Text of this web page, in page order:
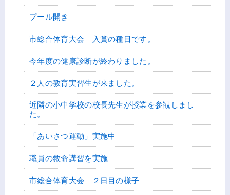
プール開き
市総合体育大会 入賞の種目です。
今年度の健康診断が終わりました。
２人の教育実習生が来ました。
近隣の小中学校の校長先生が授業を参観しまし
た。
「あいさつ運動」実施中
職員の救命講習を実施
市総合体育大会 ２日目の様子